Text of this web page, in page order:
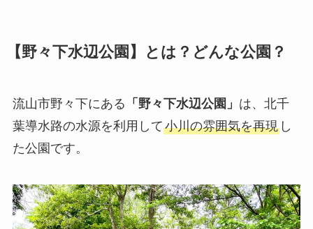
【野々下水辺公園】とは？どんな公園？
流山市野々下にある 「野々下水辺公園」 は、北千
葉導水路の水源を利用して小川の雰囲気を再現し
た公園です。